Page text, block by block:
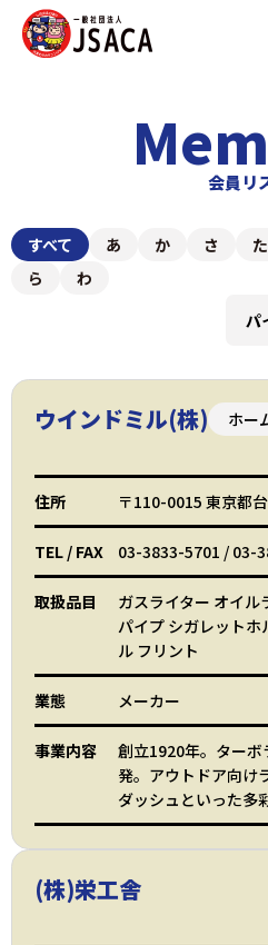
会員リ
すべて あ か さ た
ら
わ
パ
ウインドミル(株) ホー
住所 〒110-0015 東京都
TEL / FAX 03-3833-5701 / 03-
取扱品目
ガスライター オイル
パイプ シガレットホ
ル フリント
業態 メーカー
事業内容
創立1920年。ターボ
発。アウトドア向け
ダッシュといった多
(株)栄工舎